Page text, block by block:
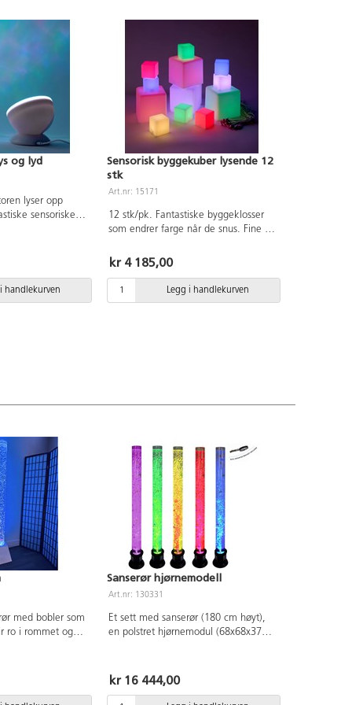
og lyd
lyser opp
sensoriske
USB. Mål:
handlekurven
Sensorisk byggekuber lysende 12
stk
Art.nr: 15171
12 stk/pk. Fantastiske byggeklosser
som endrer farge når de snus. Fine og
for å lyse opp en iglo eller et farget
Settet inneholder 4x15 cm kuber og
8x7,5 cm kuber. Av polypropen. Fra 0
kr 4 185,00
Legg i handlekurven
med bobler som
ro i rommet og
bidra til bedre
Sanserør hjørnemodell
Art.nr: 130331
Et sett med sanserør (180 cm høyt),
en polstret hjørnemodul (68x68x37
alle rom. Fargeskift kan styres fra en
fjernkontroll.
kr 16 444,00